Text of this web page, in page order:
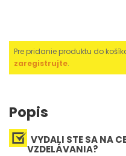
Pre pridanie produktu do
zaregistrujte.
Popis
VYDALI STE SA NA
VZDELÁVANIA?